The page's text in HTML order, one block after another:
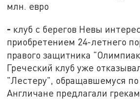
млн. евро
- клуб с берегов Невы
приобретением 24-летнего
правого защитника
Греческий клуб уже
"Лестеру", обращавшемуся по
Англичане предлагали